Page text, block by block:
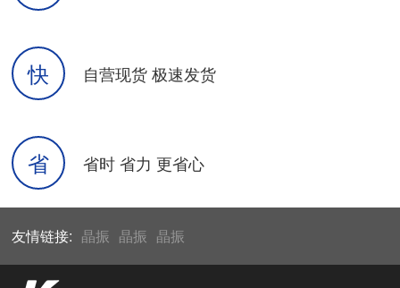
快 自营现货 极速发货
省 省时 省力 更省心
友情链接: 晶振 晶振 晶振